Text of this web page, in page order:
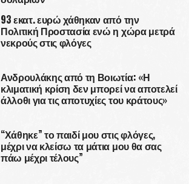
93 εκατ. ευρώ χάθηκαν από την
Πολιτική Προστασία ενώ η χώρα μετρά
νεκρούς στις φλόγες
Ανδρουλάκης από τη Βοιωτία: «Η
κλιματική κρίση δεν μπορεί να αποτελεί
άλλοθι για τις αποτυχίες του κράτους»
“Χάθηκε” το παιδί μου στις φλόγες,
μέχρι να κλείσω τα μάτια μου θα σας
πάω μέχρι τέλους”